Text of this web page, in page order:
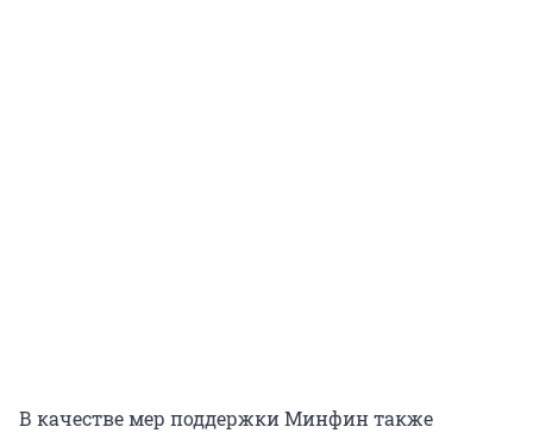
В качестве мер поддержки Минфин также